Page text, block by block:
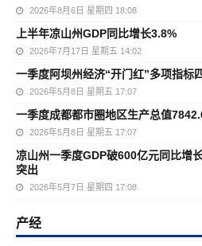
2026年8月6日 星期四 18:08
上半年凉山州GDP同比增长3.8%
2026年7月17日 星期五 14:02
一季度阿坝州经济“开门红”多项指标
2026年5月8日 星期五 17:07
一季度成都都市圈地区生产总值
2026年5月8日 星期五 17:07
凉山州一季度GDP破600亿元同比增
突出
2026年5月7日 星期四 17:08
产经